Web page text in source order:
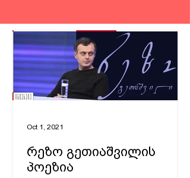
რეზო გეთიაშვილის
პოეზია
Oct 1, 2021